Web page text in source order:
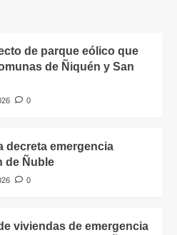
de parque eólico que
de Ñiquén y San
0
decreta emergencia
de Ñuble
0
viviendas de emergencia